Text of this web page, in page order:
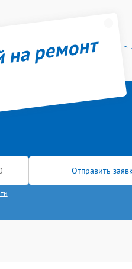
ремонт
Отправить